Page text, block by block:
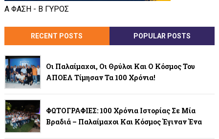
Α ΦΑΣΗ - Β ΓΥΡΟΣ
RECENT POSTS POPULAR POSTS
Οι Παλαίμαχοι, Οι Θρύλοι Και Ο Κόσμος Του
ΑΠΟΕΛ Τίμησαν Τα 100 Χρόνια!
ΦΩΤΟΓΡΑΦΙΕΣ: 100 Χρόνια Ιστορίας Σε Μία
Βραδιά – Παλαίμαχοι Και Κόσμος Έγιναν Ένα